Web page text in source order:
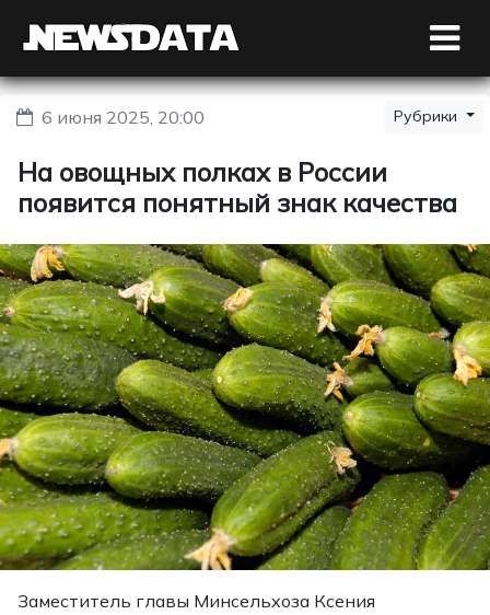
6 июня 2025, 20:00 Рубрики
На овощных полках в России
появится понятный знак качества
Заместитель главы Минсельхоза Ксения